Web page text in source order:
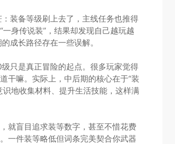
装备等级刷上去了，主线任务也推得
身传说装”，结果却发现自己越玩越
成长路径存在一些误解。
只是真正冒险的起点。很多玩家觉得
干嘛。实际上，中后期的核心在于“装
地收集材料、提升生活技能，这样满
就盲目追求装等数字，甚至不惜花费
一件装等略低但词条完美契合你武器